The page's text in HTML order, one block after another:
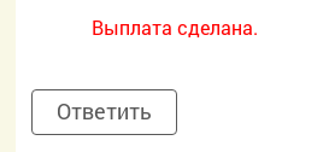
Выплата сделана.
Ответить